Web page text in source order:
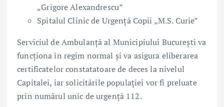
„Grigore Alexandrescu”
Spitalul Clinic de Urgență Copii „M.S. Curie”
Serviciul de Ambulanță al Municipiului București va
funcționa în regim normal și va asigura eliberarea
certificatelor constatatoare de deces la nivelul
Capitalei, iar solicitările populației vor fi preluate
prin numărul unic de urgență 112.